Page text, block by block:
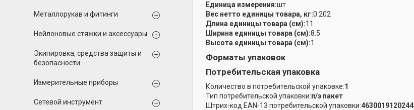
Единица измерения:шт
Вес нетто единицы товара, кг:0.202
Длина единицы товара (см):11
Ширина единицы товара (см):8.5
Высота единицы товара (см):1
Форматы упаковок
Потребительская упаковка
Количество в потребительской упаковке:1
Тип потребительской упаковки:п/э пакет
Штрих-код EAN-13 потребительской упаковки:4630019120244
Металлорукав и фитинги
Нейлоновые стяжки и аксессуары
Экипировка, средства защиты и
безопасности
Измерительные приборы
Сетевой инструмент